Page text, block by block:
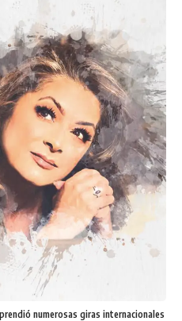
numerosas giras internacionales